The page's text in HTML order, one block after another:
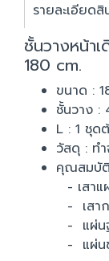
รายละเอียดสิ
ชั้นวางหน้า
180 cm.
ขนาด :
ชั้นวาง :
L : 1 ชุด
วัสดุ : ท
คุณสมบั
- เสาแผ่น
- เสากล่อ
- แผ่นฐา
- แผ่นชั้น